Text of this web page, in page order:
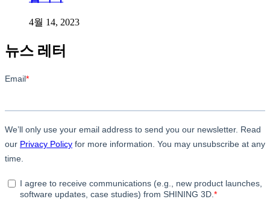
4월 14, 2023
뉴스 레터